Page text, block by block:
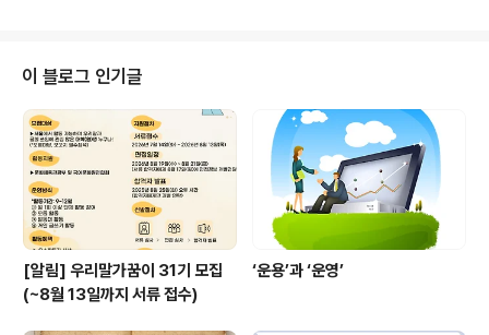
없다는, 말도 안 되는 소리를 하더란다. ‘Doctors withou
t borders’는 ‘국경없는 의사회’로, ‘President’도 ‘대통
령’으로 번역해서 부르는데, 왜 이 말은 그러면 안 된다는
건가? ▲소방청에서 '세이버'들에게 주는 배지 디자인 *출
처 - 소방청, 소방청 누리집(보도자료 보러..
이 블로그 인기글
[알림] 우리말가꿈이 31기 모집
(~8월 13일까지 서류 접수)
‘운용’과 ‘운영’